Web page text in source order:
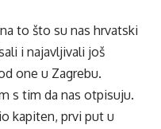
to što su nas hrvatski
i najavljivali još
one u Zagrebu.
s tim da nas otpisuju.
kapiten, prvi put u